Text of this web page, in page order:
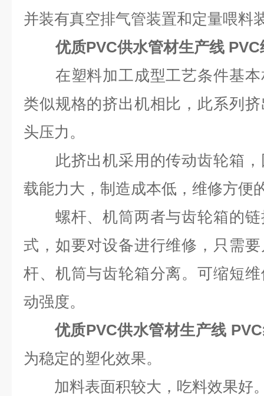
并装有真空排气管装置和定量喂料
优质PVC供水管材生产线
在塑料加工成型工艺条件基本
类似规格的挤出机相比，此系列
头压力。
此挤出机采用的传动齿轮箱，
载能力大，制造成本低，维修方便
螺杆、机筒两者与齿轮箱的链
式，如要对设备进行维修，只需
杆、机筒与齿轮箱分离。可缩短
动强度。
优质PVC供水管材生产线
为稳定的塑化效果。
加料表面积较大，吃料效果好